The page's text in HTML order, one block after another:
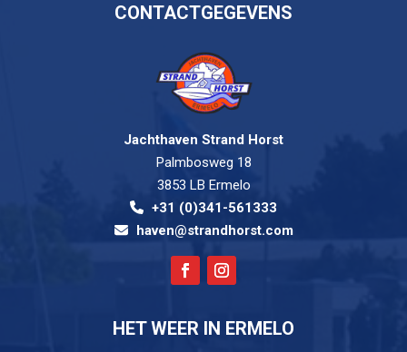
CONTACTGEGEVENS
Jachthaven Strand Horst
Palmbosweg 18
3853 LB Ermelo
+31 (0)341-561333
haven@strandhorst.com
HET WEER IN ERMELO